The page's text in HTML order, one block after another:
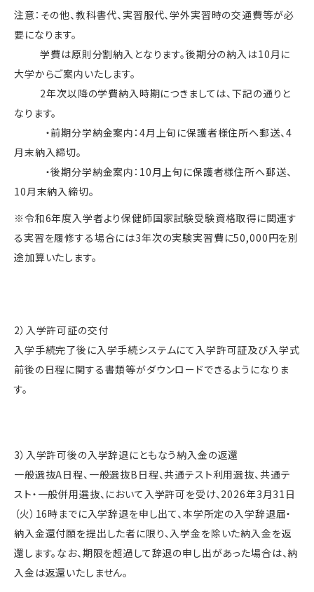
注意：その他、教科書代、実習服代、学外実習時の交通費等が必
要になります。
学費は原則分割納入となります。後期分の納入は10月に
大学からご案内いたします。
2年次以降の学費納入時期につきましては、下記の通りと
なります。
・前期分学納金案内：4月上旬に保護者様住所へ郵送、4
月末納入締切。
・後期分学納金案内：10月上旬に保護者様住所へ郵送、
10月末納入締切。
※令和6年度入学者より保健師国家試験受験資格取得に関連す
る実習を履修する場合には3年次の実験実習費に50,000円を別
途加算いたします。
2）入学許可証の交付
入学手続完了後に入学手続システムにて入学許可証及び入学式
前後の日程に関する書類等がダウンロードできるようになりま
す。
3）入学許可後の入学辞退にともなう納入金の返還
一般選抜A日程、一般選抜B日程、共通テスト利用選抜、共通テ
スト・一般併用選抜、において入学許可を受け、2026年3月31日
（火）16時までに入学辞退を申し出て、本学所定の入学辞退届・
納入金還付願を提出した者に限り、入学金を除いた納入金を返
還します。なお、期限を超過して辞退の申し出があった場合は、納
入金は返還いたしません。